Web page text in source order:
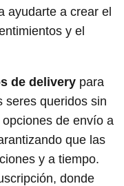
ayudarte a crear el
y el
de delivery para
seres queridos sin
de envío a
que las
y a tiempo.
donde